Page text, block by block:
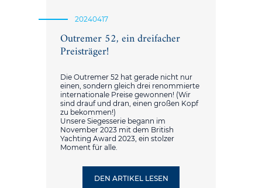
20240417
Outremer 52, ein dreifacher
Preisträger!
Die Outremer 52 hat gerade nicht nur
einen, sondern gleich drei renommierte
internationale Preise gewonnen! (Wir
sind drauf und dran, einen großen Kopf
zu bekommen!)
Unsere Siegesserie begann im
November 2023 mit dem British
Yachting Award 2023, ein stolzer
Moment für alle.
DEN ARTIKEL LESEN